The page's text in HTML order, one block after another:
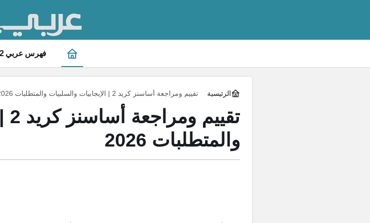
فهرس عربي 22
الرئيسية تقييم ومراجعة أساسنز كريد 2 | الإيجابيات والسلبيات والمتطلبات 2026
والمتطلبات 2026